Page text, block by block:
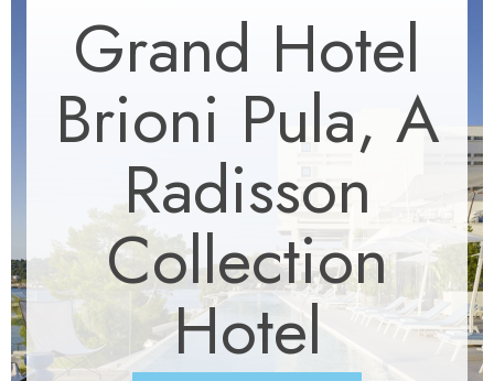
Grand Hotel
Brioni Pula, A
Radisson
Collection
Hotel